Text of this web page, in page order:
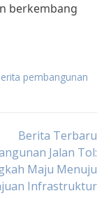
berkembang
pembangunan
Berita Terbaru
Jalan Tol:
Maju Menuju
Infrastruktur